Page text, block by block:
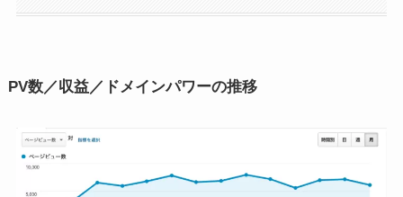
PV数／収益／ドメインパワーの推移